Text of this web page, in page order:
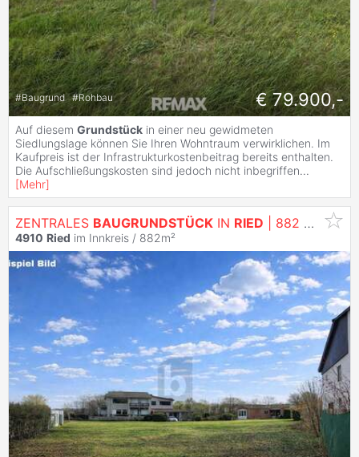
#Baugrund #Rohbau € 79.900,-
Auf diesem Grundstück in einer neu gewidmeten
Siedlungslage können Sie Ihren Wohntraum verwirklichen. Im
Kaufpreis ist der Infrastrukturkostenbeitrag bereits enthalten.
Die Aufschließungskosten sind jedoch nicht inbegriffen...
[Mehr]
ZENTRALES BAUGRUNDSTÜCK IN RIED | 882 M² | MEHRFAMILIENHAUS MÖGLICH
4910 Ried im Innkreis / 882m²